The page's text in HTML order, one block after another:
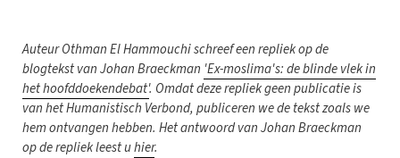
Auteur Othman El Hammouchi schreef een repliek op de
blogtekst van Johan Braeckman 'Ex-moslima's: de blinde vlek in
het hoofddoekendebat'. Omdat deze repliek geen publicatie is
van het Humanistisch Verbond, publiceren we de tekst zoals we
hem ontvangen hebben. Het antwoord van Johan Braeckman
op de repliek leest uhier.